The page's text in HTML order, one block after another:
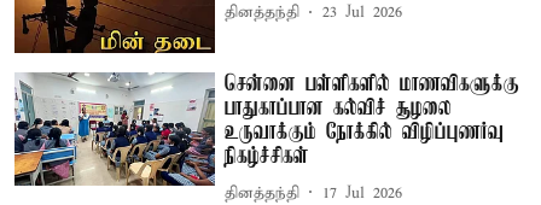
தினத்தந்தி 23 Jul 2026
சென்னை பள்ளிகளில் மாணவிகளுக்கு
பாதுகாப்பான கல்விச் சூழலை
உருவாக்கும் நோக்கில் விழிப்புணர்வு
நிகழ்ச்சிகள்
தினத்தந்தி 17 Jul 2026